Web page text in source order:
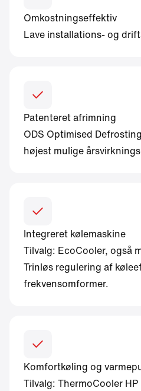
Omkostningseffektiv
Lave installations- og
Patenteret afrimning
ODS Optimised
højest mulige
Integreret kølemaskine
Tilvalg: EcoCooler, også
Trinløs regulering af
frekvensomformer.
Komfortkøling og
Tilvalg: ThermoCooler HP